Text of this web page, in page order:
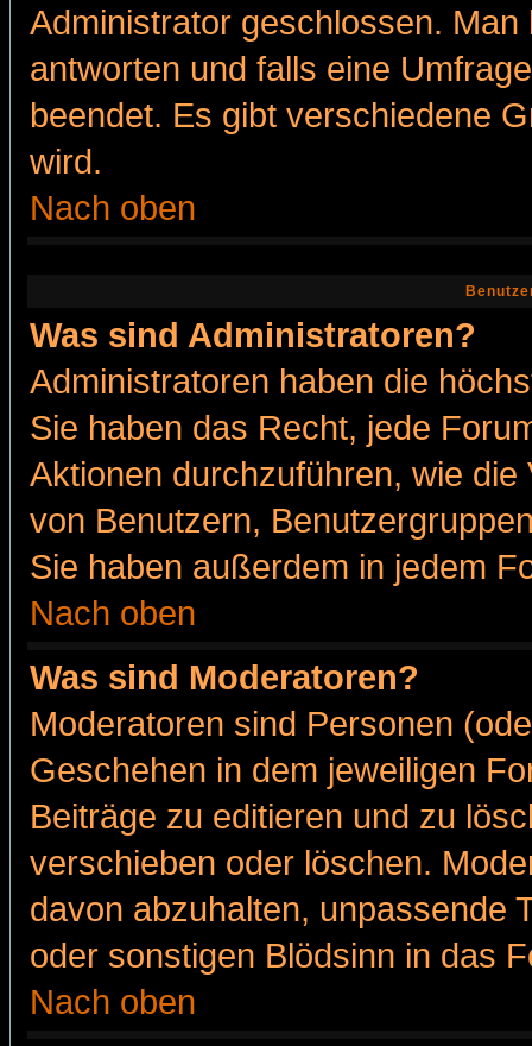
Administrator geschlossen.
antworten und falls eine
beendet. Es gibt verschiedene
wird.
Nach oben
Was sind Administratoren?
Administratoren haben die
Sie haben das Recht, jede
Aktionen durchzuführen, wie
von Benutzern,
Sie haben außerdem in jedem
Nach oben
Was sind Moderatoren?
Moderatoren sind Personen
Geschehen in dem jeweiligen
Beiträge zu editieren und zu
verschieben oder löschen.
davon abzuhalten, unpassende
oder sonstigen Blödsinn in das
Nach oben